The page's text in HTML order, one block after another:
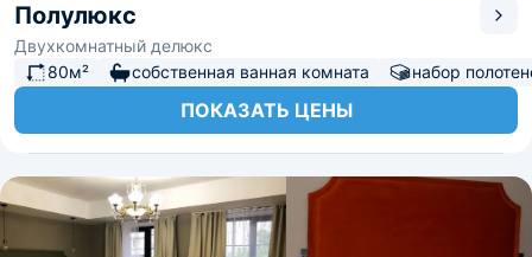
Полулюкс
Двухкомнатный делюкс
80м²
собственная ванная комната набор
ПОКАЗАТЬ ЦЕНЫ